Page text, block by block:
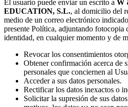
El usuario puede enviar un escrito a W
EDUCATION, S.L., al domicilio del
medio de un correo electrónico
presente Política, adjuntando fotocopia
identidad, en cualquier momento y de
Revocar los consentimientos
Obtener confirmación acerca de
personales que conciernen al
Acceder a sus datos personales.
Rectificar los datos inexactos o
Solicitar la supresión de sus